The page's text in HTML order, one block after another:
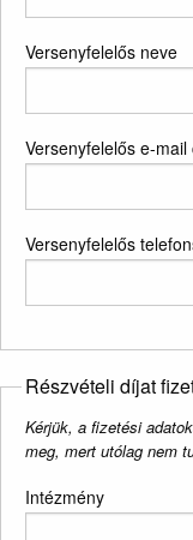
Versenyfelelős neve
Versenyfelelős e-mail
Versenyfelelős
Részvételi díjat
Kérjük, a fizetési
meg, mert utólag nem
Intézmény